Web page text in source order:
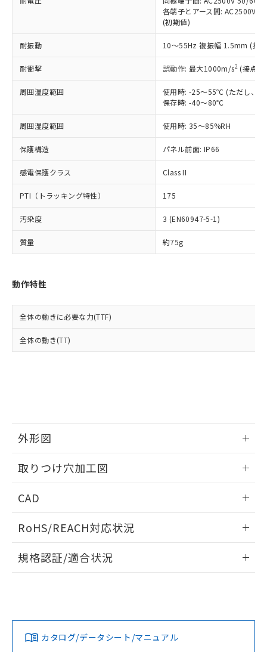
各端子とアース間: AC2500V
(初期値)
耐振動 10～55Hz 複振幅 1.5mm (接
耐衝撃 誤動作: 最大1000m/s2 (接点
周囲温度範囲
使用時: -25～55℃ (ただし、氷
保存時: -40～80℃
周囲湿度範囲 使用時: 35～85%RH
保護構造 パネル前面: IP66
感電保護クラス Class II
PTI（トラッキング特性） 175
汚染度 3 (EN60947-5-1)
質量 約75g
動作特性
全体の動きに必要な力(TTF)
全体の動き(TT)
外形図
取りつけ穴加工図
CAD
ドすることができます。
ログイン/会員登録
ダウンロードデータをご利用いただく前に、以下を必ずお読
みください。
ソフトウェアの使用条件
RoHS/REACH対応状況
EU RoHS 注意事項・凡例
対応済み
規格認証/適合状況
カタログ/データシート/マニュアル
在庫状況および標準価格照会結果は、
記載している更新日時点での社内デー
タに基づき作成されるものであり、閲
覧された時点での実際の在庫および標
準価格とは異なる場合があることをご
正式な納期状況および標準価格はお客
様のお取引先、またはお客様担当のオ
ムロン制御機器販売店・当社販売員に
オムロン制御機器販売店や当社販売拠
販売ネットワーク
」をご確認
在庫状況および標準価格結果を当社の
事前の承諾なく第三者に漏洩または開
示しないようお願いします。
マイパーツ機能（部品リスト作成サー
ビス）をご利用いただくには、I-Web
メンバーズにご登録されている必要が
引・商談に必要な範囲で利用すること
をご了承ください。
※当社の共同利用者とは、
の共同利用に関して"
の「1.共同利
むを得ず変更することがあります。
六価クロム(Cr(Ⅵ)) 1000ppm以下、ポリ臭化ビフェニル
類(PBB) 1000ppm以下、ポリ臭化ジフェニルエーテル類
(PBDE) 1000ppm以下、フタル酸ビス(2-エチルヘキシ
ル) (DEHP)(別名：DOP) 1000ppm以下、フタル酸ブチ
ルベンジル（BBP） 1000ppm以下、フタル酸ジブチル
（DBP） 1000ppm以下、フタル酸ジイソブチル
適用除外項目は除く。
フタル酸エステル類の４物質については閾値を超える意
図的な使用がないことを確認しています。
部品在庫の切り替え状況などにより、予定
月が前後することがあります。
とができます。
51物質の非含有証明書（当社基準）
欄に対応日を記載しておりました。
既に当社にて対応品への在庫切替を完了
していることから、特段のことがない限
り、2022年1月12日より割愛しておりま
す。
「－」：未確認です。当社販売部門へお問
*中国RoHS10物質の基準値 (GB/T26572)：
Pb(鉛) :1000ppm、 Hg(水銀) : 1000ppm、 Cd(カドミウ
Cr(Ⅵ)(六価クロム) : 1000ppm、 PBBs(ポリ臭化ビフェ
DBP(フタル酸ジブチル) : 1000ppm、 DIBP(フタル酸ジ
イソブチル) : 1000ppm、 BBP(フタル酸ブチルベンジ
DEHP(フタル酸ビス(2-エチルヘキシル)) : 1000ppm
※2 環境保護使用期限
「ｅ」：有害物質（10物質）のすべてが基
準値以下であることを示します。
「10」：通常の使用状況下において有害物
質が外部に漏えいし、環境に深刻な影響を
及ぼさない年数を意味します。
「－」：未確認です。当社販売部門へお問
い合わせください。
為替および外国貿易法に定める商品
（以下｢規制貨物等」という）を輸出
または国外への提供する場合は、日本
国政府の輸出許可(または役務取引許
可)を取得するなどの必要な手続きを
当社は規制貨物を破棄する場合は、完
全に破砕するなど、違法に輸出されな
いよう必要な手段を講じます。
当社は貴社製品を、核兵器、ミサイ
ル、化学兵器、生物兵器またはその他
武器並びにこれらの製造装置等に一切
当社は、貴社製品を第三者に販売する
場合は、上記1、2および3の内容を当
該第三者に通知します。また当社は、
販売先および販売に係わる関係者が違
法に輸出するおそれがある場合は、取
り引きをいたしません。
一定数以上の在庫あり
一定数には満たないが在庫あり
在庫なし(最新の在庫状況につ
いては、お客様のお取引先、ま
たはお客様担当のオムロン制御
機器販売店・当社販売員にご確
受注生産機種、また在庫状況の
情報を公開していない機種